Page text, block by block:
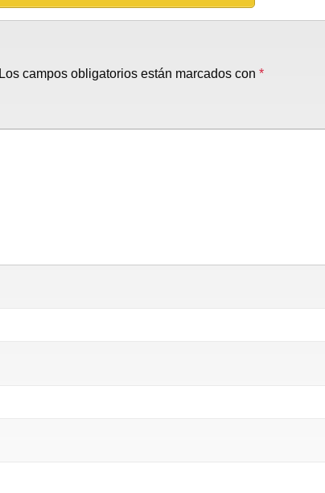
Los campos obligatorios están marcados con *